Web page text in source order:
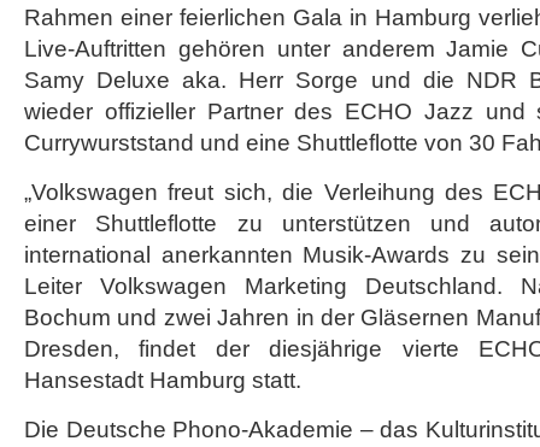
Rahmen einer feierlichen Gala in Hamburg
Live-Auftritten gehören unter anderem Jamie
Samy Deluxe aka. Herr Sorge und die NDR
wieder offizieller Partner des ECHO Jazz und
Currywurststand und eine Shuttleflotte von 30
„Volkswagen freut sich, die Verleihung des
einer Shuttleflotte zu unterstützen und
international anerkannten Musik-Awards zu
Leiter Volkswagen Marketing Deutschland.
Bochum und zwei Jahren in der Gläsernen
Dresden, findet der diesjährige vierte
Hansestadt Hamburg statt.
Die Deutsche Phono-Akademie – das